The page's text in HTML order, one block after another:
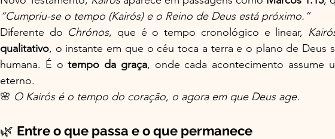
“Cumpriu-se o tempo (Kairós) e o Reino de Deus está próximo.”
Diferente do Chrónos, que é o tempo cronológico e linear,
qualitativo, o instante em que o céu toca a terra e o plano de Deus
humana. É o tempo da graça, onde cada acontecimento assume
eterno.
🌸 O Kairós é o tempo do coração, o agora em que Deus age.
🌿 Entre o que passa e o que permanece